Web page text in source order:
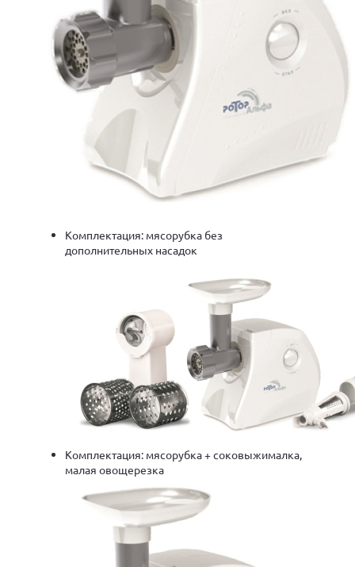
Комплектация: мясорубка без
дополнительных насадок
Комплектация: мясорубка + соковыжималка,
малая овощерезка